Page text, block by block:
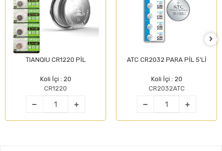
TIANQIU CR1220 PİL
Koli İçi : 20
CR1220
ATC CR2032 PARA PİL 5'Lİ
Koli İçi : 20
CR2032ATC